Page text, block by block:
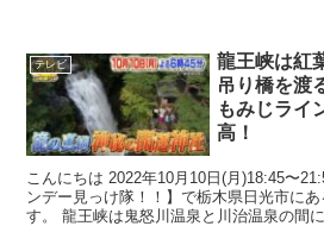
テレビ
龍王峡は紅
吊り橋を渡
もみじライ
高！
こんにちは 2022年10月10日(月)18:45〜21:54に放送される【帰れマ
ンデー見っけ隊！！】で栃木県日光市に
す。 龍王峡は鬼怒川温泉と川治温泉の間にあり、渓谷を流れる鬼怒